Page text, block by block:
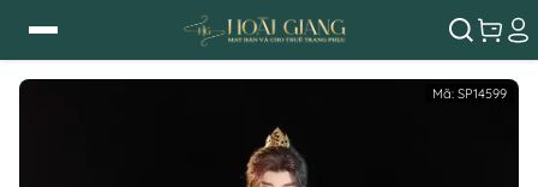
Mã: SP14599